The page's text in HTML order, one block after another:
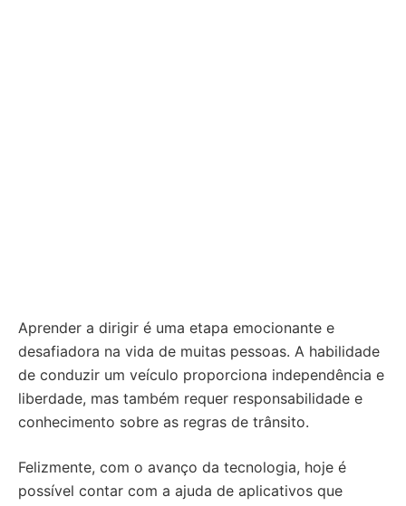
Aprender a dirigir é uma etapa emocionante e
desafiadora na vida de muitas pessoas. A habilidade
de conduzir um veículo proporciona independência e
liberdade, mas também requer responsabilidade e
conhecimento sobre as regras de trânsito.
Felizmente, com o avanço da tecnologia, hoje é
possível contar com a ajuda de aplicativos que